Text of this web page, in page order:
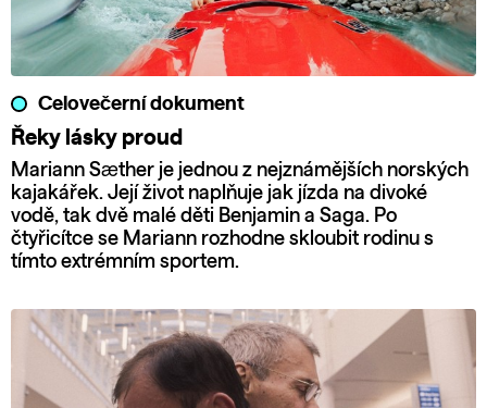
Celovečerní dokument
Řeky lásky proud
Mariann Sæther je jednou z nejznámějších norských
kajakářek. Její život naplňuje jak jízda na divoké
vodě, tak dvě malé děti Benjamin a Saga. Po
čtyřicítce se Mariann rozhodne skloubit rodinu s
tímto extrémním sportem.